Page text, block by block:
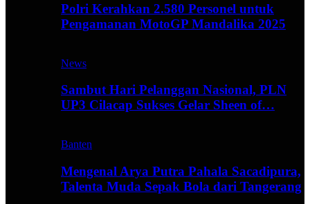
Polri Kerahkan 2.580 Personel untuk
Pengamanan MotoGP Mandalika 2025
News
Sambut Hari Pelanggan Nasional, PLN
UP3 Cilacap Sukses Gelar Sheen of…
Banten
Mengenal Arya Putra Pahala Sacadipura,
Talenta Muda Sepak Bola dari Tangerang